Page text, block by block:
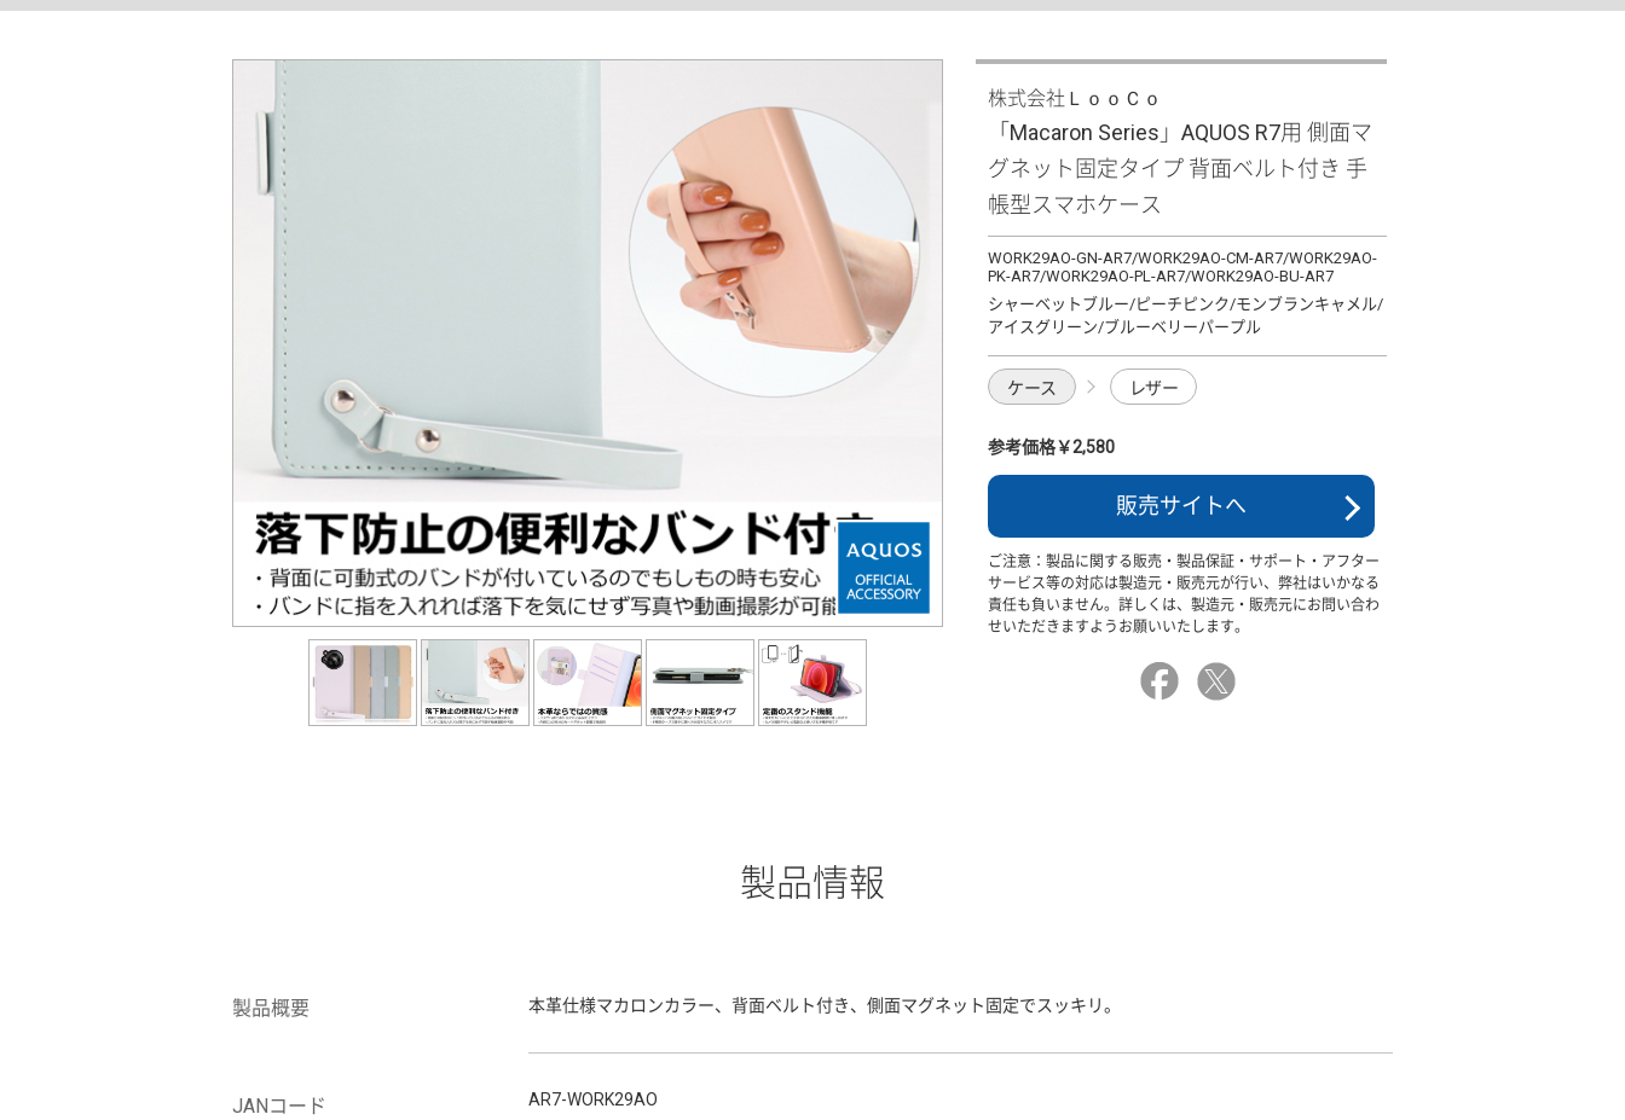
株式会社ＬｏｏＣｏ
「Macaron Series」AQUOS R7用 側面マ
グネット固定タイプ 背面ベルト付き 手
帳型スマホケース
WORK29AO-GN-AR7/WORK29AO-CM-AR7/WORK29AO-
PK-AR7/WORK29AO-PL-AR7/WORK29AO-BU-AR7
シャーベットブルー/ピーチピンク/モンブランキャメル/
アイスグリーン/ブルーベリーパープル
ケース レザー
参考価格￥2,580
販売サイトへ
ご注意：製品に関する販売・製品保証・サポート・アフター
サービス等の対応は製造元・販売元が行い、弊社はいかなる
責任も負いません。詳しくは、製造元・販売元にお問い合わ
せいただきますようお願いいたします。
製品情報
製品概要 本革仕様マカロンカラー、背面ベルト付き、側面マグネット固定でスッキリ。
JANコード AR7-WORK29AO